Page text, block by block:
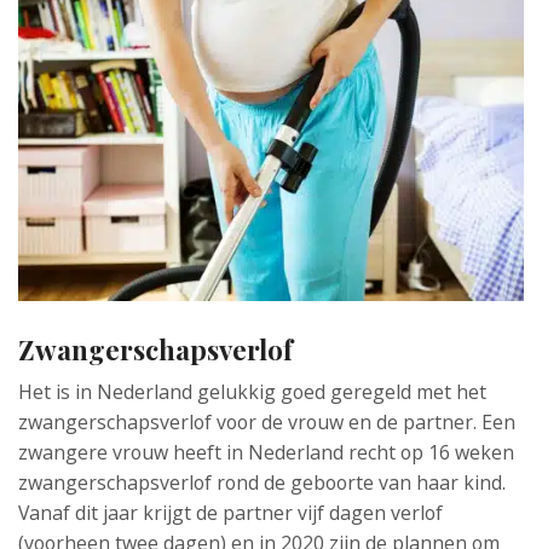
Zwangerschapsverlof
Het is in Nederland gelukkig goed geregeld met het
zwangerschapsverlof voor de vrouw en de partner. Een
zwangere vrouw heeft in Nederland recht op 16 weken
zwangerschapsverlof rond de geboorte van haar kind.
Vanaf dit jaar krijgt de partner vijf dagen verlof
(voorheen twee dagen) en in 2020 zijn de plannen om